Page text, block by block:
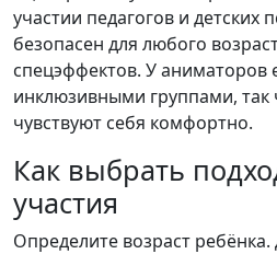
участии педагогов и детских
безопасен для любого
спецэффектов. У аниматоров
инклюзивными группами, так
чувствуют себя комфортно.
Как выбрать
участия
Определите возраст ребёнка.